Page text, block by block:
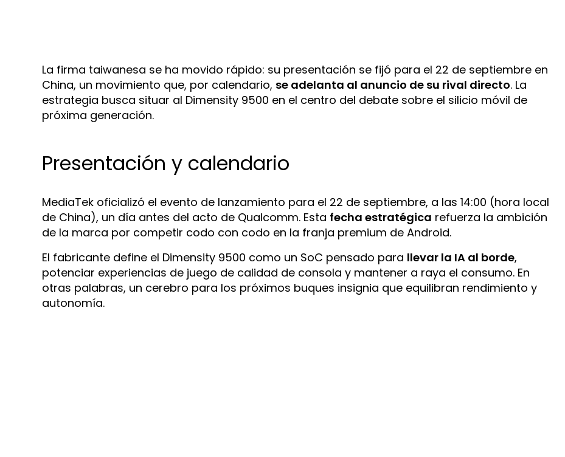
La firma taiwanesa se ha movido rápido: su presentación se fijó para el 22 de septiembre en
China, un movimiento que, por calendario, se adelanta al anuncio de su rival directo. La
estrategia busca situar al Dimensity 9500 en el centro del debate sobre el silicio móvil de
próxima generación.
Presentación y calendario
MediaTek oficializó el evento de lanzamiento para el 22 de septiembre, a las 14:00 (hora local
de China), un día antes del acto de Qualcomm. Esta fecha estratégica refuerza la ambición
de la marca por competir codo con codo en la franja premium de Android.
El fabricante define el Dimensity 9500 como un SoC pensado para llevar la IA al borde,
potenciar experiencias de juego de calidad de consola y mantener a raya el consumo. En
otras palabras, un cerebro para los próximos buques insignia que equilibran rendimiento y
autonomía.